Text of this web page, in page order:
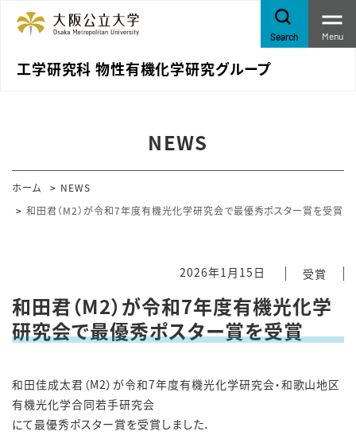
工学研究科 物性有機化学研究グループ
Search Menu
NEWS
ホーム
NEWS
和田君（M2）が令和7年度有機光化学研究会で最優秀ポスター賞を受賞
2026年1月15日 受賞
和田君（M2）が令和7年度有機光化学
研究会で最優秀ポスター賞を受賞
和田佳成太君（M2）が令和7年度有機光化学研究会・和歌山地区
有機光化学合同若手研究会
にて最優秀ポスター賞を受賞しました．